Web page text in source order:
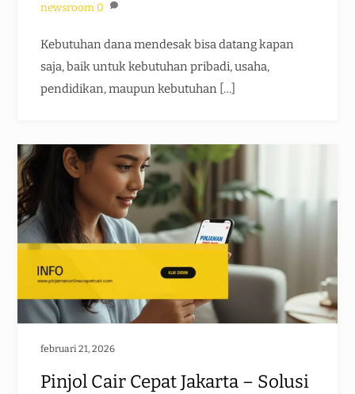
newsroom 0
Kebutuhan dana mendesak bisa datang kapan
saja, baik untuk kebutuhan pribadi, usaha,
pendidikan, maupun kebutuhan […]
februari 21, 2026
Pinjol Cair Cepat Jakarta – Solusi